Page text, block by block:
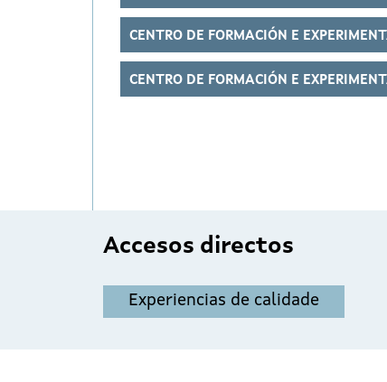
CENTRO DE FORMACIÓN E
CENTRO DE FORMACIÓN E
Accesos directos
Experiencias de calidade